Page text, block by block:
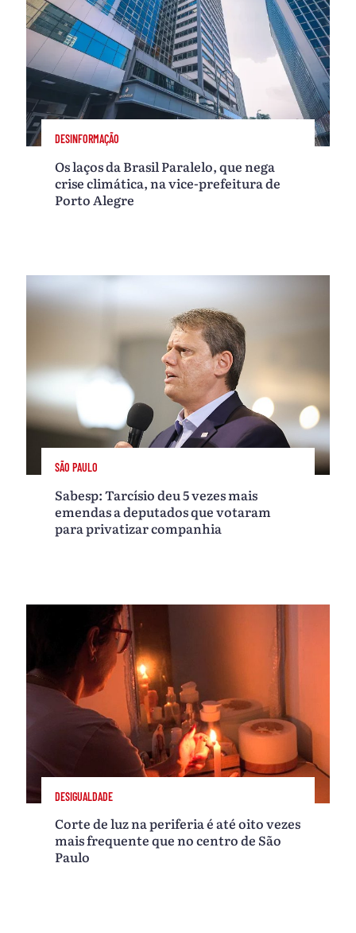
DESINFORMAÇÃO
Os laços da Brasil Paralelo, que nega
crise climática, na vice-prefeitura de
Porto Alegre
SÃO PAULO
Sabesp: Tarcísio deu 5 vezes mais
emendas a deputados que votaram
para privatizar companhia
DESIGUALDADE
Corte de luz na periferia é até oito vezes
mais frequente que no centro de São
Paulo